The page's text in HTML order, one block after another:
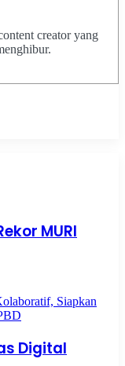
creator yang
MURI
Digital